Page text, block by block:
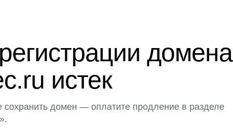
домена
истек
сохранить домен — оплатите продление в разделе